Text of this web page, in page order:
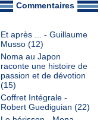
Commentaires
Et après ... - Guillaume
Musso(12)
Noma au Japon
raconte une histoire de
passion et de dévotion
(15)
Coffret Intégrale -
Robert Guediguian (22)